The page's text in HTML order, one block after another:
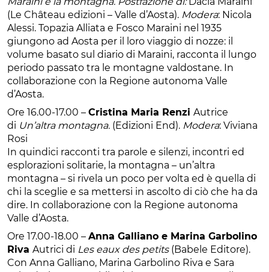
(Le Château edizioni – Valle d’Aosta). Modera: Nicola
Alessi. Topazia Alliata e Fosco Maraini nel 1935
giungono ad Aosta per il loro viaggio di nozze: il
volume basato sul diario di Maraini, racconta il lungo
periodo passato tra le montagne valdostane. In
collaborazione con la Regione autonoma Valle
d’Aosta.
Ore 16.00-17.00 – Cristina Maria Renzi Autrice
di Un’altra montagna. (Edizioni End). Modera: Viviana
Rosi
In quindici racconti tra parole e silenzi, incontri ed
esplorazioni solitarie, la montagna – un’altra
montagna – si rivela un poco per volta ed è quella di
chi la sceglie e sa mettersi in ascolto di ciò che ha da
dire. In collaborazione con la Regione autonoma
Valle d’Aosta.
Ore 17.00-18.00 – Anna Galliano e Marina Garbolino
Riva Autrici di Les eaux des petits(Babele Editore).
Con Anna Galliano, Marina Garbolino Riva e Sara